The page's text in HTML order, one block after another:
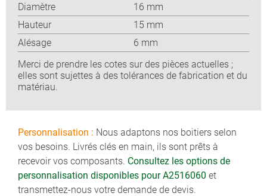
Diamètre
16 mm
Hauteur
15 mm
Alésage
6 mm
Merci de prendre les cotes sur des pièces actuelles ;
elles sont sujettes à des tolérances de fabrication et du
matériau.
Personnalisation : Nous adaptons nos boitiers selon
vos besoins. Livrés clés en main, ils sont prêts à
recevoir vos composants. Consultez les options de
personnalisation disponibles pour A2516060 et
transmettez-nous votre demande de devis.